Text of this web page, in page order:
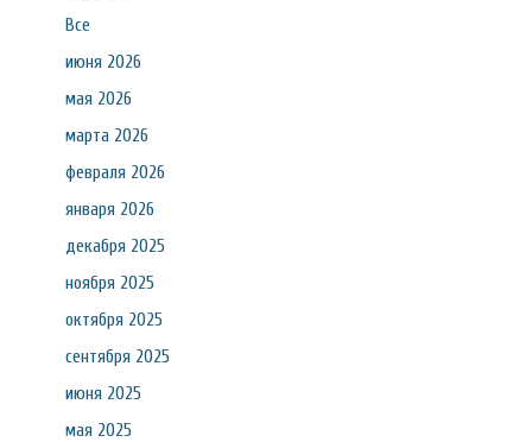
Все
июня 2026
мая 2026
марта 2026
февраля 2026
января 2026
декабря 2025
ноября 2025
октября 2025
сентября 2025
июня 2025
мая 2025